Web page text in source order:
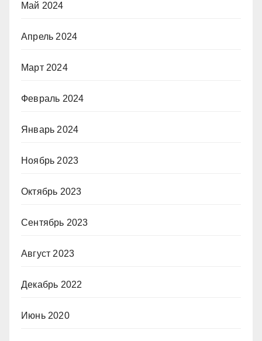
Май 2024
Апрель 2024
Март 2024
Февраль 2024
Январь 2024
Ноябрь 2023
Октябрь 2023
Сентябрь 2023
Август 2023
Декабрь 2022
Июнь 2020